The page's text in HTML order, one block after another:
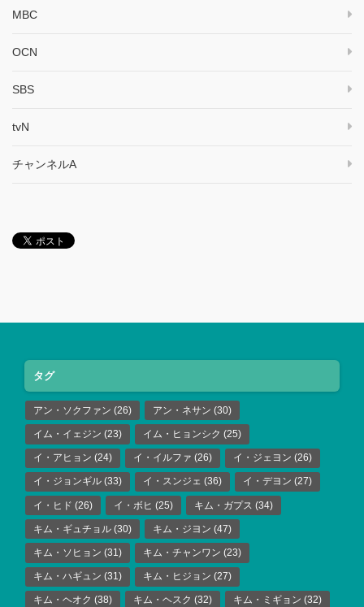
MBC
OCN
SBS
tvN
チャンネルA
タグ
アン・ソクファン (26) アン・ネサン (30)
イム・イェジン (23) イム・ヒョンシク (25)
イ・アヒョン (24) イ・イルファ (26) イ・ジェヨン (26)
イ・ジョンギル (33) イ・スンジェ (36) イ・デヨン (27)
イ・ヒド (26) イ・ボヒ (25) キム・ガプス (34)
キム・ギュチョル (30) キム・ジヨン (47)
キム・ソヒョン (31) キム・チャンワン (23)
キム・ハギュン (31) キム・ヒジョン (27)
キム・ヘオク (38) キム・ヘスク (32) キム・ミギョン (32)